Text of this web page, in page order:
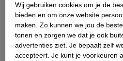
Voor- en nadelen ná het ontbijt
Wanneer je na het ontbijt poetst,
het ontbijt weg en ga je de rest van
Wij gebruiken cookies om je de
bieden en om onze website
maken. Zo kunnen we jou de
tonen en zorgen we dat je ook
advertenties ziet. Je bepaalt zelf
accepteert. Je kunt je voorkeuren